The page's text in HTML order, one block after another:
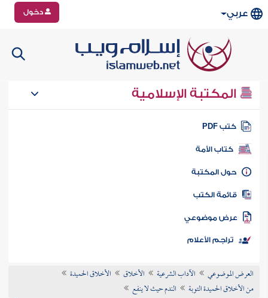
عربي دخول
المكتبة الإسلامية
كتب PDF
كتاب الأمة
المكتبة
الكتب
موضوعي
تراجم الأعلام
العرض الموضوعي الآداب الشرعية الأخلاق
الأخلاق الحميدة
من الأخلاق الحميدة التوبة
الندم حيث لا ينفع